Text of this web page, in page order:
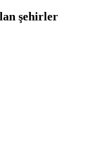
şehirler